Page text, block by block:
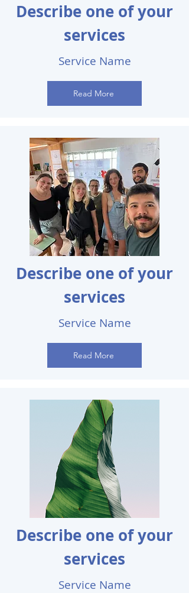
Describe one of your
services
Service Name
Read More
Describe one of your
services
Service Name
Read More
Describe one of your
services
Service Name